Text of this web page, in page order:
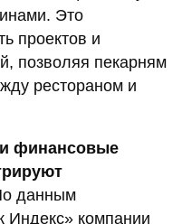
Это
проектов и
позволяя пекарням
рестораном и
финансовые
данным
Индекс» компании